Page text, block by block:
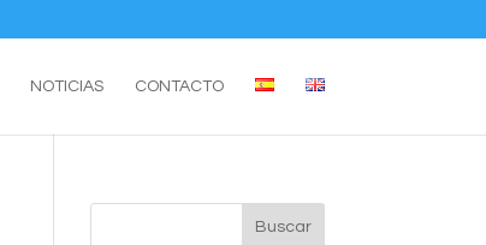
NOTICIAS CONTACTO
Buscar